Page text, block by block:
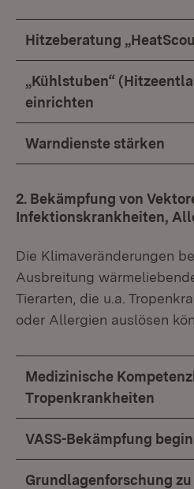
Hitzeberatung
„Kühlstuben“
einrichten
Warndienste stärken
2. Bekämpfung von
Infektionskrankheiten,
Die Klimaveränderungen
Ausbreitung
Tierarten, die u.a.
oder Allergien auslösen
Medizinische
Tropenkrankheiten
VASS-Bekämpfung
Grundlagenforschung